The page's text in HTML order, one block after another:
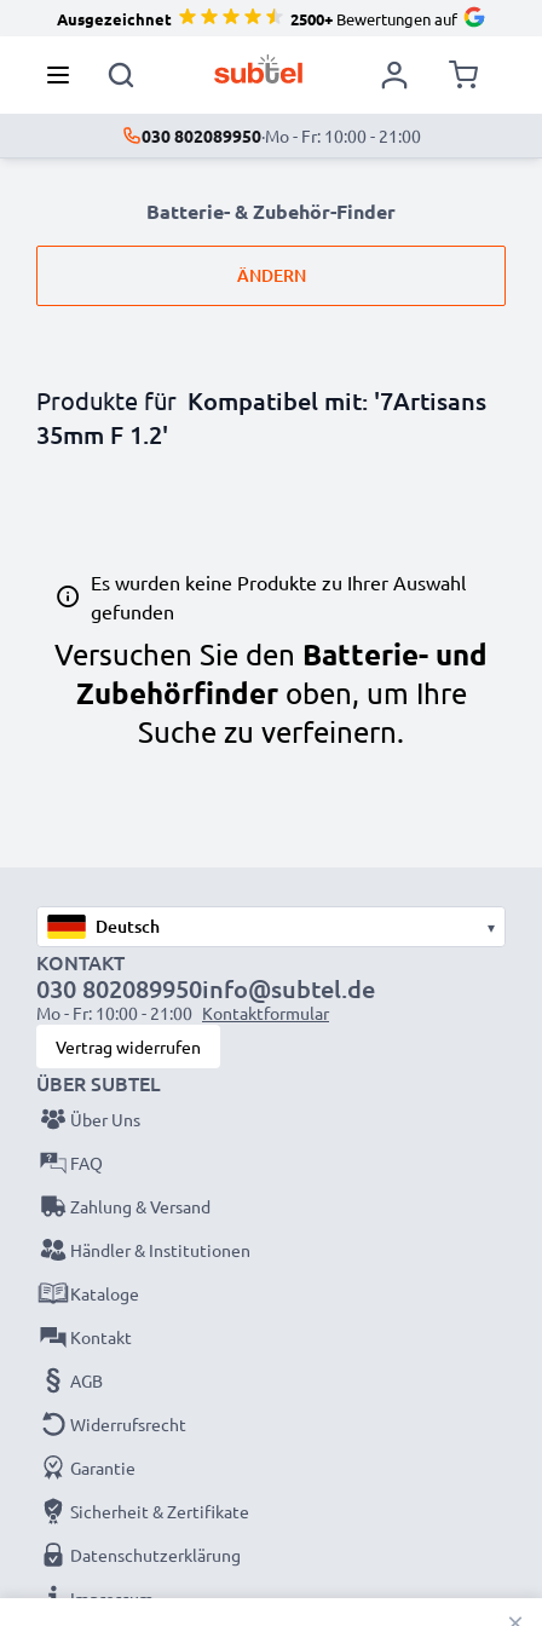
Ausgezeichnet 2500+Bewertungen auf
030 802089950·Mo - Fr: 10:00 - 21:00
Batterie- & Zubehör-Finder
ÄNDERN
Produkte für Kompatibel mit: '7Artisans
35mm F 1.2'
Es wurden keine Produkte zu Ihrer Auswahl
gefunden
Versuchen Sie den Batterie- und
Zubehörfinderoben, um Ihre
Suche zu verfeinern.
▾
KONTAKT
030 802089950
Mo - Fr: 10:00 - 21:00
info@subtel.de
Kontaktformular
Vertrag widerrufen
ÜBER SUBTEL
Über Uns
FAQ
Zahlung & Versand
Händler & Institutionen
Kataloge
Kontakt
AGB
Widerrufsrecht
Garantie
Sicherheit & Zertifikate
Datenschutzerklärung
Impressum